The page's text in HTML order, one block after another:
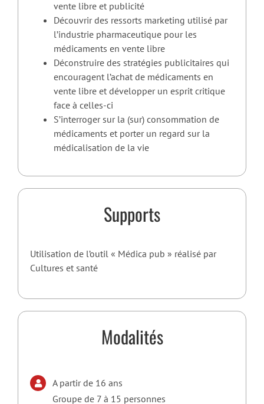
vente libre et publicité
Découvrir des ressorts marketing utilisé par
l’industrie pharmaceutique pour les
médicaments en vente libre
Déconstruire des stratégies publicitaires qui
encouragent l’achat de médicaments en
vente libre et développer un esprit critique
face à celles-ci
S’interroger sur la (sur) consommation de
médicaments et porter un regard sur la
médicalisation de la vie
Supports
Utilisation de l’outil « Médica pub » réalisé par
Cultures et santé
Modalités
A partir de 16 ans
Groupe de 7 à 15 personnes